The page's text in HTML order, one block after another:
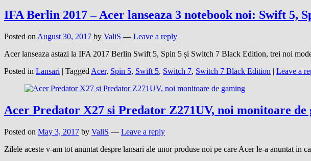
IFA Berlin 2017 – Acer lanseaza 3 notebook noi: Swift 5,
Posted on August 30, 2017 by ValiS — Leave a reply
Acer lanseaza astazi la IFA 2017 Berlin Swift 5, Spin 5 și Switch 7 Black Edition, trei noi
Posted in Lansari | Tagged Acer, Spin 5, Swift 5, Switch 7, Switch 7 Black Edition | Leave a
Acer Predator X27 si Predator Z271UV, noi monitoare de
Posted on May 3, 2017 by ValiS — Leave a reply
Zilele aceste v-am tot anuntat despre lansari ale unor produse noi pe care Acer le-a anuntat